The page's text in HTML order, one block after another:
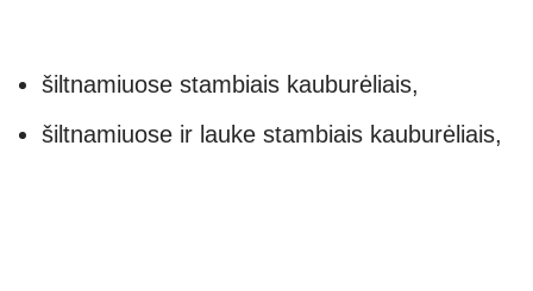
šiltnamiuose stambiais kauburėliais,
šiltnamiuose ir lauke stambiais kauburėliais,